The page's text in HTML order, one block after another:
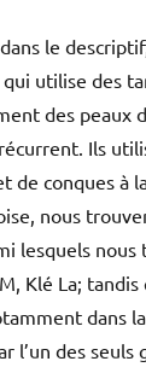
le
utilise des
des peaux
Ils
de conques à
nous
lesquels
Klé La;
dans
l’un des seuls